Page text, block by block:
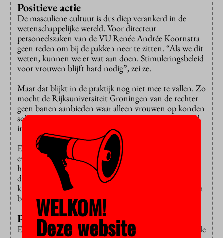
Positieve actie
De masculiene cultuur is dus diep verankerd in de
wetenschappelijke wereld. Voor directeur
personeelszaken van de VU Renée Andrée Koornstra
geen reden om bij de pakken neer te zitten. “Als we dit
weten, kunnen we er wat aan doen. Stimuleringsbeleid
voor vrouwen blijft hard nodig”, zei ze.
Maar dat blijkt in de praktijk nog niet mee te vallen. Zo
mocht de Rijksuniversiteit Groningen van de rechter
geen banen aanbieden waar alleen vrouwen op konden
solliciteren, want dat is discriminatie, vertelde iemand
in de zaal.
En vrouwen in de wetenschap wordt het niet altijd
even makkelijk gemaakt, zei Paola Gori Giorgi,
hoogleraar scheikunde. “In veel landen is het gewoon
dat kinderen vijf dagen in de week naar de
kinderopvang gaan. In Nederland kijken ze je toch een
beetje met scheve ogen aan als je dat doet.”
Praktische bezwaren
En zo kwamen er nog meer praktische bezwaren aan de
WELKOM!
Deze website